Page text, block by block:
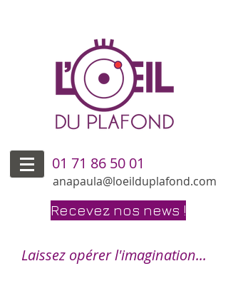
01 71 86 50 01
anapaula@loeilduplafond.com
Recevez nos news !
Laissez opérer l'imagination...